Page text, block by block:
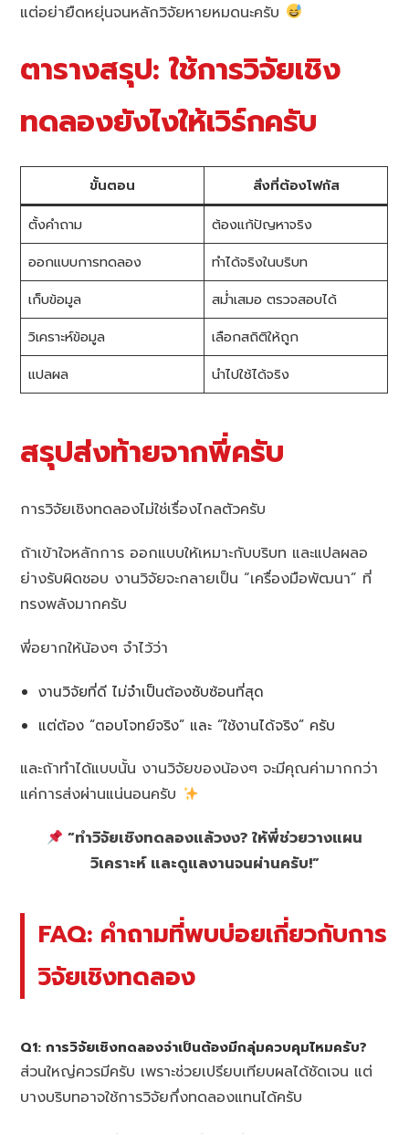
แต่อย่ายืดหยุ่นจนหลักวิจัยหายหมดนะครับ
ตารางสรุป: ใช้การวิจัยเชิง
ทดลองยังไงให้เวิร์กครับ
ขั้นตอน
สิ่งที่ต้องโฟกัส
ตั้งคำถาม
ต้องแก้ปัญหาจริง
ออกแบบการทดลอง
ทำได้จริงในบริบท
เก็บข้อมูล
สม่ำเสมอ ตรวจสอบได้
วิเคราะห์ข้อมูล
เลือกสถิติให้ถูก
แปลผล
นำไปใช้ได้จริง
สรุปส่งท้ายจากพี่ครับ
การวิจัยเชิงทดลองไม่ใช่เรื่องไกลตัวครับ
ถ้าเข้าใจหลักการ ออกแบบให้เหมาะกับบริบท และแปลผลอ
ย่างรับผิดชอบ งานวิจัยจะกลายเป็น “เครื่องมือพัฒนา” ที่
ทรงพลังมากครับ
พี่อยากให้น้องๆ จำไว้ว่า
งานวิจัยที่ดี ไม่จำเป็นต้องซับซ้อนที่สุด
แต่ต้อง “ตอบโจทย์จริง” และ “ใช้งานได้จริง” ครับ
และถ้าทำได้แบบนั้น งานวิจัยของน้องๆ จะมีคุณค่ามากกว่า
แค่การส่งผ่านแน่นอนครับ
“ทำวิจัยเชิงทดลองแล้วงง? ให้พี่ช่วยวางแผน
วิเคราะห์ และดูแลงานจนผ่านครับ!”
FAQ: คำถามที่พบบ่อยเกี่ยวกับการ
วิจัยเชิงทดลอง
Q1: การวิจัยเชิงทดลองจำเป็นต้องมีกลุ่มควบคุมไหมครับ?
ส่วนใหญ่ควรมีครับ เพราะช่วยเปรียบเทียบผลได้ชัดเจน แต่
บางบริบทอาจใช้การวิจัยกึ่งทดลองแทนได้ครับ